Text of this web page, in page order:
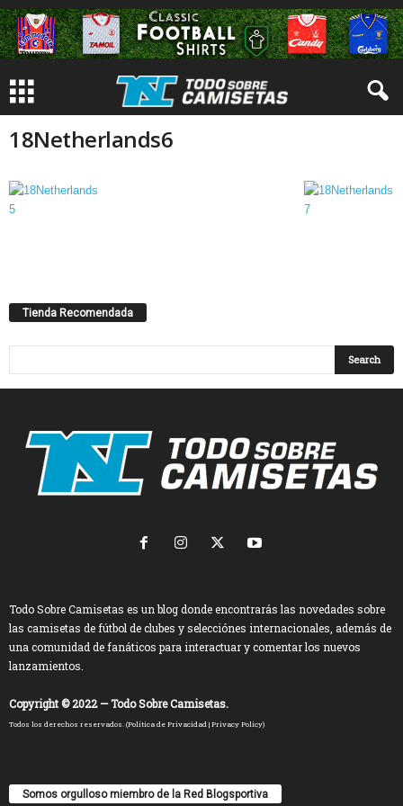
18Netherlands6
Tienda Recomendada
Todo Sobre Camisetas es un blog donde encontrarás las novedades sobre
las camisetas de fútbol de clubes y selecciónes internacionales, además de
una comunidad de fanáticos para interactuar y comentar los nuevos
lanzamientos.
Copyright © 2022 — Todo Sobre Camisetas.
Todos los derechos reservados. (Política de Privacidad | Privacy Policy)
Somos orgulloso miembro de la Red Blogsportiva